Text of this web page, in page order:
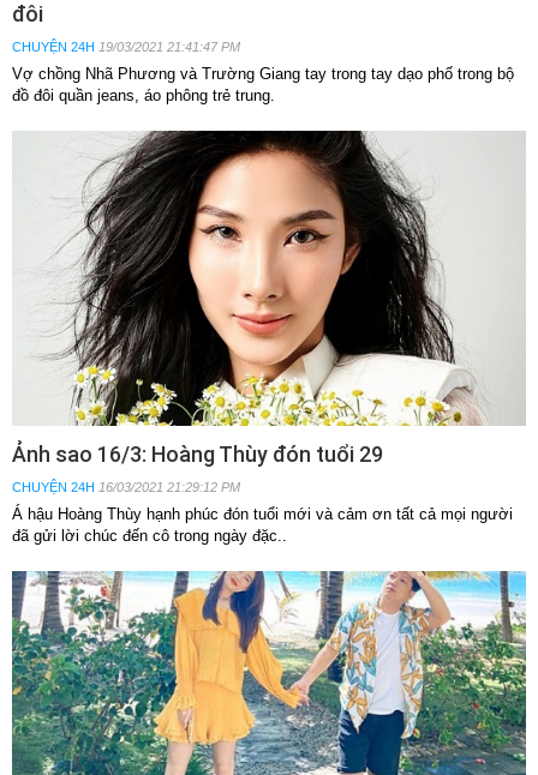
đôi
CHUYỆN 24H 19/03/2021 21:41:47 PM
Vợ chồng Nhã Phương và Trường Giang tay trong tay dạo phố trong bộ
đồ đôi quần jeans, áo phông trẻ trung.
Ảnh sao 16/3: Hoàng Thùy đón tuổi 29
CHUYỆN 24H 16/03/2021 21:29:12 PM
Á hậu Hoàng Thùy hạnh phúc đón tuổi mới và cảm ơn tất cả mọi người
đã gửi lời chúc đến cô trong ngày đặc..